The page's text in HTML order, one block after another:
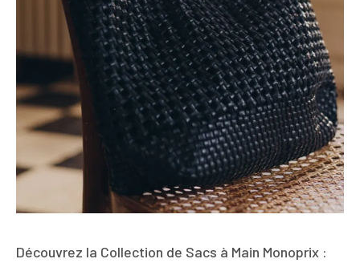
Découvrez la Collection de Sacs à Main Monoprix :